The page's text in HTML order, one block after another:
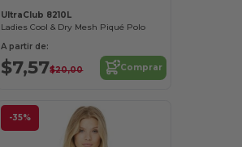
UltraClub 8210L
Ladies Cool & Dry Mesh Piqué Polo
A partir de:
$7,57$20,00 Comprar
-35%